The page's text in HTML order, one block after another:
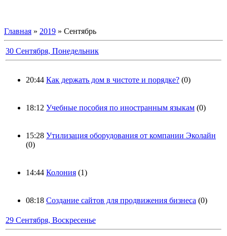
Главная » 2019 » Сентябрь
30 Сентября, Понедельник
20:44 Как держать дом в чистоте и порядке? (0)
18:12 Учебные пособия по иностранным языкам (0)
15:28 Утилизация оборудования от компании Эколайн
(0)
14:44 Колония (1)
08:18 Создание сайтов для продвижения бизнеса (0)
29 Сентября, Воскресенье